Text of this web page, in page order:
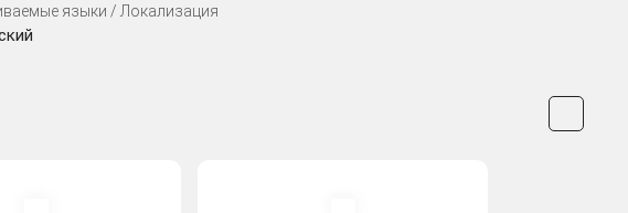
языки / Локализация